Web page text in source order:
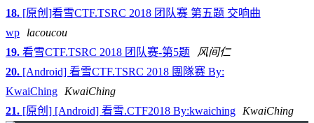
18. [原创]看雪CTF.TSRC 2018 团队赛 第五题 交响曲
wp
lacoucou
19. 看雪CTF.TSRC 2018 团队赛-第5题
风间仁
20. [Android] 看雪CTF.TSRC 2018 團隊赛 By:
KwaiChing
KwaiChing
21. [原创] [Android] 看雪.CTF2018 By:kwaiching KwaiChing